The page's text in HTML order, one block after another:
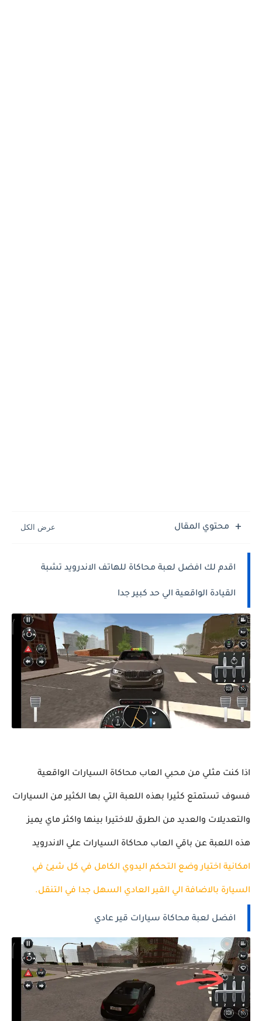
محتوي المقال
اقدم لك افضل لعبة محاكاة للهاتف الاندرويد تشبة
القيادة الواقعية الي حد كبير جدا
اذا كنت مثلي من محبي العاب محاكاة السيارات الواقعية
فسوف تستمتع كثيرا بهذه اللعبة التي بها الكثير من السيارات
والتعديلات والعديد من الطرق للاختيرا بينها واكثر ماي يميز
هذه اللعبة عن باقي العاب محاكاة السيارات علي الاندرويد
امكانية اختيار وضع التحكم اليدوي الكامل في كل شيئ في
السيارة بالاضافة الي القير العادي السهل جدا في التنقل.
افضل لعبة محاكاة سيارات قير عادي